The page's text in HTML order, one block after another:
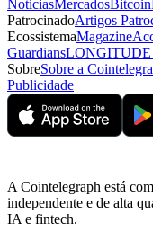
NotíciasMercadosBitcoin
PatrocinadoArtigos
EcossistemaMagazine
GuardiansLONGITUDE
SobreSobre a
Publicidade
A Cointelegraph está
independente e de alta
IA e fintech.